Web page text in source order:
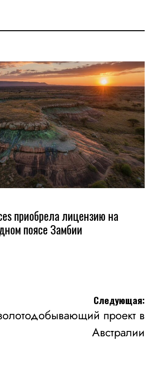
приобрела лицензию на
поясе Замбии
Следующая:
проект в
Австралии